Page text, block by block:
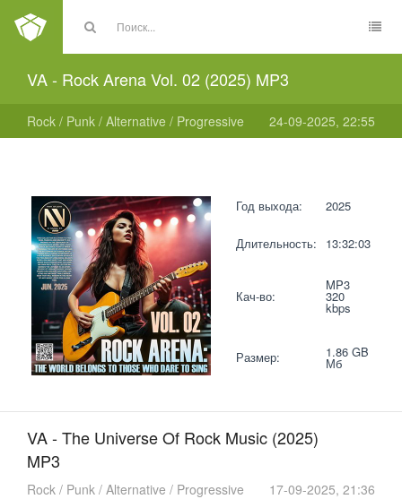
VA - Rock Arena Vol. 02 (2025) MP3
Rock / Punk / Alternative / Progressive 24-09-2025, 22:55
Год выхода: 2025
Длительность: 13:32:03
Кач-во:
MP3
320
kbps
Размер: 1.86 GB
Мб
VA - The Universe Of Rock Music (2025)
MP3
Rock / Punk / Alternative / Progressive 17-09-2025, 21:36